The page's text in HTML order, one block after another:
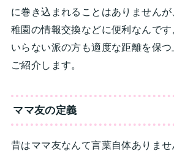
に巻き込まれることはありません
稚園の情報交換などに便利なんで
いらない派の方も適度な距離を保
ご紹介します。
ママ友の定義
昔はママ友なんて言葉自体ありま